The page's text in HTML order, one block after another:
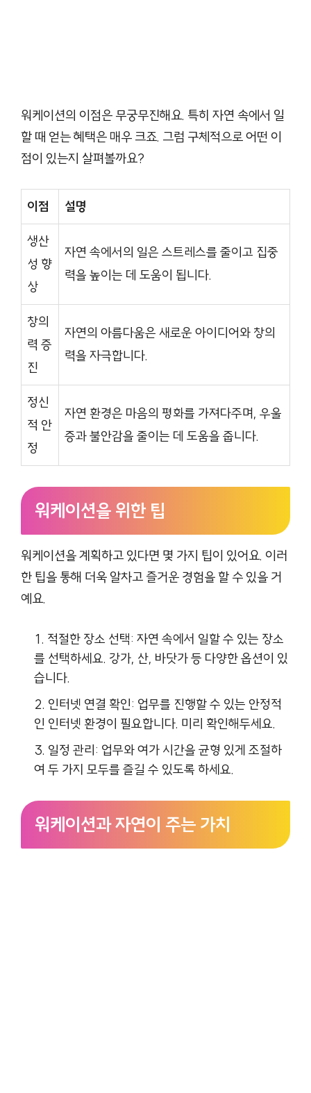
워케이션의 이점은 무궁무진해요. 특히 자연 속에서 일
할 때 얻는 혜택은 매우 크죠. 그럼 구체적으로 어떤 이
점이 있는지 살펴볼까요?
이점 설명
생산
성 향
상
자연 속에서의 일은 스트레스를 줄이고 집중
력을 높이는 데 도움이 됩니다.
창의
력 증
진
자연의 아름다움은 새로운 아이디어와 창의
력을 자극합니다.
정신
적 안
정
자연 환경은 마음의 평화를 가져다주며, 우울
증과 불안감을 줄이는 데 도움을 줍니다.
워케이션을 위한 팁
워케이션을 계획하고 있다면 몇 가지 팁이 있어요. 이러
한 팁을 통해 더욱 알차고 즐거운 경험을 할 수 있을 거
예요.
적절한 장소 선택: 자연 속에서 일할 수 있는 장소
를 선택하세요. 강가, 산, 바닷가 등 다양한 옵션이 있
습니다.
인터넷 연결 확인: 업무를 진행할 수 있는 안정적
인 인터넷 환경이 필요합니다. 미리 확인해두세요.
일정 관리: 업무와 여가 시간을 균형 있게 조절하
여 두 가지 모두를 즐길 수 있도록 하세요.
워케이션과 자연이 주는 가치